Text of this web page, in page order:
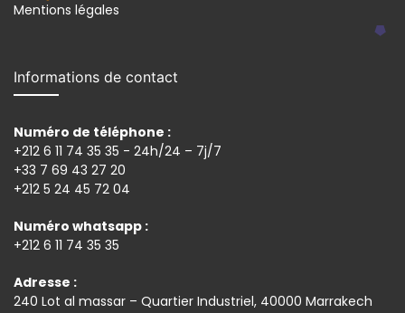
Mentions légales
Informations de contact
Numéro de téléphone :
+212 6 11 74 35 35 - 24h/24 – 7j/7
+33 7 69 43 27 20
+212 5 24 45 72 04
Numéro whatsapp :
+212 6 11 74 35 35
Adresse :
240 Lot al massar – Quartier Industriel, 40000 Marrakech